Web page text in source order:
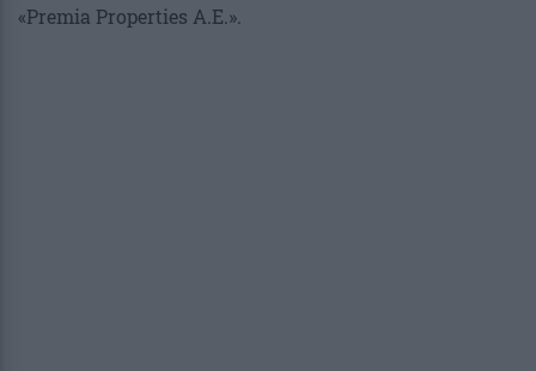
«Premia Properties Α.Ε.».